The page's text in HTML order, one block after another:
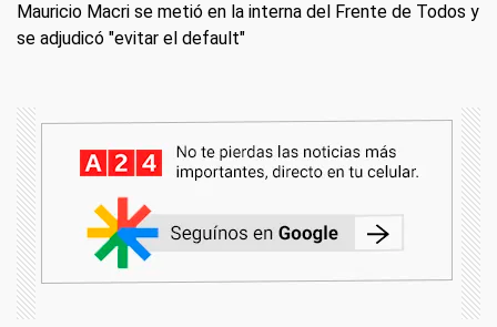
Mauricio Macri se metió en la interna del Frente de Todos y
se adjudicó "evitar el default"